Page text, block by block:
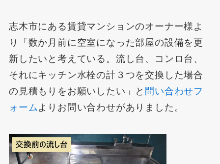
志木市にある賃貸マンションのオーナー様よ
り「数か月前に空室になった部屋の設備を更
新したいと考えている。流し台、コンロ台、
それにキッチン水栓の計３つを交換した場合
の見積もりをお願いしたい」と 問い合わせフ
ォームよりお問い合わせがありました。